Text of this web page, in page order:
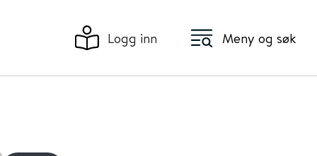
Logg inn Meny og søk